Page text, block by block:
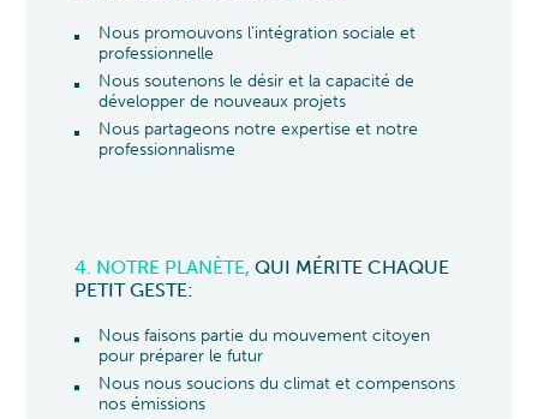
Nous promouvons l’intégration sociale et
professionnelle
Nous soutenons le désir et la capacité de
développer de nouveaux projets
Nous partageons notre expertise et notre
professionnalisme
4. NOTRE PLANÈTE, QUI MÉRITE CHAQUE
PETIT GESTE:
Nous faisons partie du mouvement citoyen
pour préparer le futur
Nous nous soucions du climat et compensons
nos émissions